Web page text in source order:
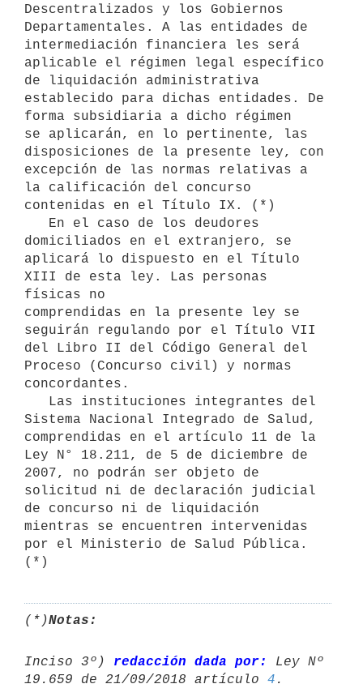
Descentralizados y los Gobiernos
Departamentales. A las entidades de
intermediación financiera les será
aplicable el régimen legal específico
de liquidación administrativa
establecido para dichas entidades. De
forma subsidiaria a dicho régimen
se aplicarán, en lo pertinente, las
disposiciones de la presente ley, con
excepción de las normas relativas a
la calificación del concurso
contenidas en el Título IX. (*)
domiciliados en el extranjero, se
aplicará lo dispuesto en el Título
XIII de esta ley. Las personas
físicas no
comprendidas en la presente ley se
seguirán regulando por el Título VII
del Libro II del Código General del
Proceso (Concurso civil) y normas
concordantes.
Sistema Nacional Integrado de Salud,
comprendidas en el artículo 11 de la
Ley N° 18.211, de 5 de diciembre de
2007, no podrán ser objeto de
solicitud ni de declaración judicial
de concurso ni de liquidación
mientras se encuentren intervenidas
por el Ministerio de Salud Pública.
(*)
(*)Notas:
Inciso 3º) redacción dada por:
Ley Nº
19.659 de 21/09/2018 artículo 4 .